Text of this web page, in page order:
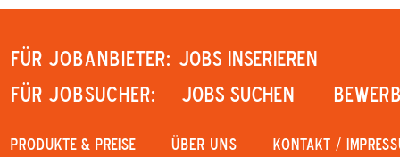
Für Jobanbieter: JOBS INSERIEREN
Für Jobsucher:
JOBS SUCHEN
PRODUKTE & PREISE
Über uns
KONTAKT /